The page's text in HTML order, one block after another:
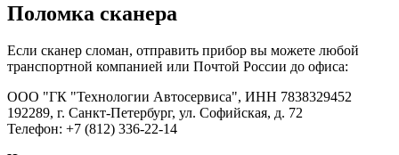
Поломка сканера
Если сканер сломан, отправить прибор вы можете любой
транспортной компанией или Почтой России до офиса:
ООО "ГК "Технологии Автосервиса", ИНН 7838329452
192289, г. Санкт-Петербург, ул. Софийская, д. 72
Телефон: +7 (812) 336-22-14